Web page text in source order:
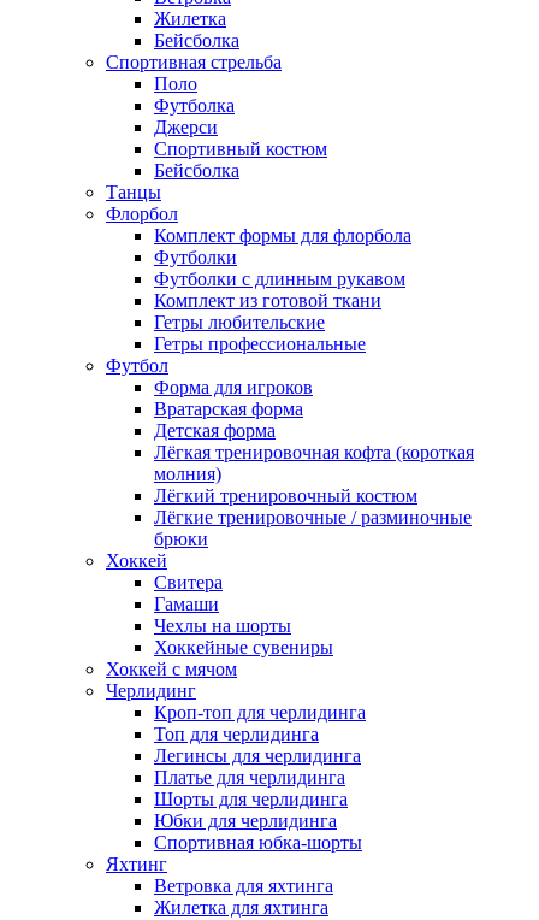
Жилетка
Бейсболка
Спортивная стрельба
Поло
Футболка
Джерси
Спортивный костюм
Бейсболка
Танцы
Флорбол
Комплект формы для флорбола
Футболки
Футболки с длинным рукавом
Комплект из готовой ткани
Гетры любительские
Гетры профессиональные
Футбол
Форма для игроков
Вратарская форма
Детская форма
Лёгкая тренировочная кофта (короткая
молния)
Лёгкий тренировочный костюм
Лёгкие тренировочные / разминочные
брюки
Хоккей
Свитера
Гамаши
Чехлы на шорты
Хоккейные сувениры
Хоккей с мячом
Черлидинг
Кроп-топ для черлидинга
Топ для черлидинга
Легинсы для черлидинга
Платье для черлидинга
Шорты для черлидинга
Юбки для черлидинга
Спортивная юбка-шорты
Яхтинг
Ветровка для яхтинга
Жилетка для яхтинга